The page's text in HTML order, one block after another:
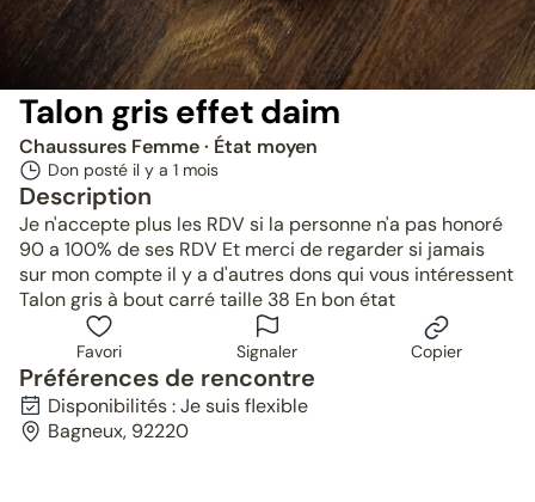
Talon gris effet daim
Chaussures Femme· État moyen
Don posté il y a 1 mois
Description
Je n'accepte plus les RDV si la personne n'a pas honoré
90 a 100% de ses RDV Et merci de regarder si jamais
sur mon compte il y a d'autres dons qui vous intéressent
Talon gris à bout carré taille 38 En bon état
Favori Signaler Copier
Préférences de rencontre
Disponibilités : Je suis flexible
Bagneux, 92220